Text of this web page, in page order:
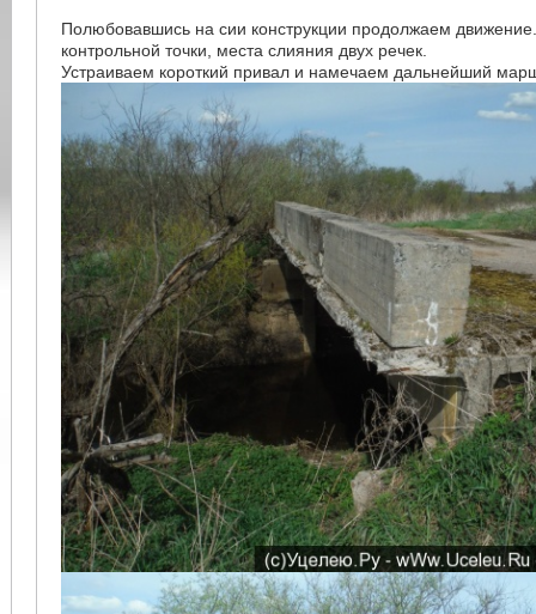
Полюбовавшись на сии конструкции продолжаем
контрольной точки, места слияния двух речек.
Устраиваем короткий привал и намечаем дальнейший